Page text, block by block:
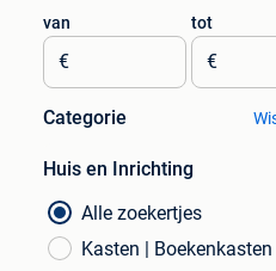
van
€
tot
€
Categorie
Huis en Inrichting
Alle zoekertjes
Kasten | Boekenkasten